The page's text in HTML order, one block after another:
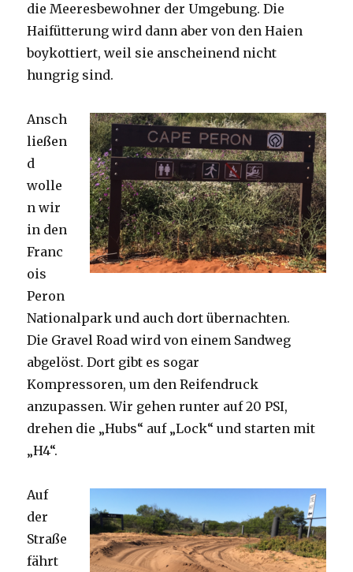
die Meeresbewohner der Umgebung. Die
Haifütterung wird dann aber von den Haien
boykottiert, weil sie anscheinend nicht
hungrig sind.
Ansch
ließen
d
wolle
n wir
in den
Franc
ois
Peron
Nationalpark und auch dort übernachten.
Die Gravel Road wird von einem Sandweg
abgelöst. Dort gibt es sogar
Kompressoren, um den Reifendruck
anzupassen. Wir gehen runter auf 20 PSI,
drehen die „Hubs“ auf „Lock“ und starten mit
„H4“.
Auf
der
Straße
fährt